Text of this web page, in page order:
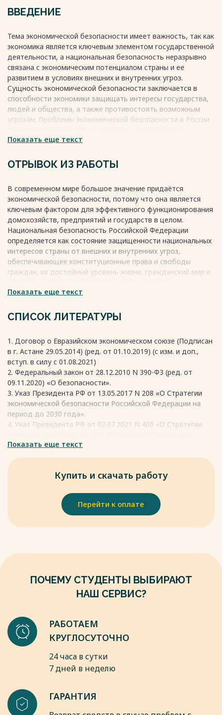
2 Основные положения Стратегией экономической
безопасности РФ на период до 2030
2.1 Основы экономической политики и механизмы
устранения угроз в соответствии со Стратегией
экономической безопасности РФ на период до 2030
года…………………………………………………………………….….. 24
2.2 Анализ внешних и внутренних угроз экономической
безопасности России в рамках членства в
ЕАЭС……………………………………….............…….. 29
2.3 Оценка эффективности механизмов подержания и
обеспечения экономической безопасности
3 Проблемы и перспективы экономической безопасности
ЕАЭС………………………………………………………...……… 39
безопасности в условиях
глобализации……………………………………………………………………. 39
3.2 Особенности и укрупненная оценка эффективности
предлагаемых мер по развитию и обеспечению
экономической безопасности государства………. 41
ЗАКЛЮЧЕНИЕ.................................................................................................... 48
СПИСОК ИСПОЛЬЗОВАННЫХ
ИСТОЧНИКОВ........................................... 51
Весь текст будет доступен после покупки
ВВЕДЕНИЕ
Тема экономической безопасности имеет важность, так как
экономика является ключевым элементом государственной
деятельности, а национальная безопасность неразрывно
связана с экономическим потенциалом страны и ее
развитием в условиях внешних и внутренних угроз.
Сущность экономической безопасности заключается в
способности экономики защищать интересы государства,
людей и общества, а также противостоять возможным
угрозам. Проблемы экономической безопасности в России
лидеров мировых держав, незаконном оттоке капитала за
Обеспечение экономической безопасности важно для
Весь текст будет доступенпосле покупки
Показать еще текст
ОТРЫВОК ИЗ РАБОТЫ
В современном мире большое значение придаётся
экономической безопасности, потому что она является
ключевым фактором для эффективного функционирования
домохозяйств, предприятий и государств в целом.
Национальная безопасность Российской Федерации
определяется как состояние защищенности национальных
интересов страны от внешних и внутренних угроз,
обеспечивающее конституционные права и свободы
граждан, их достойный уровень жизни, гражданский мир и
государственной целостности, а также социально-
является неотъемлемой частью национальной
обеспечивающая экономический суверенитет страны,
единство её экономического пространства и реализацию
стратегических национальных приоритетов. В
экономической науке до сих пор нет единого определения
понятия «экономическая безопасность», хотя это понятие
стало активно использоваться только в XX веке.
Весь текст будет доступен после покупки
Показать еще текст
СПИСОК ЛИТЕРАТУРЫ
1. Договор о Евразийском экономическом союзе (Подписан
в г. Астане 29.05.2014) (ред. от 01.10.2019) (с изм. и доп.,
вступ. в силу с 01.08.2021)
2. Федеральный закон от 28.12.2010 N 390-ФЗ (ред. от
09.11.2020) «О безопасности».
3. Указ Президента РФ от 13.05.2017 N 208 «О Стратегии
экономической безопасности Российской Федерации на
период до 2030 года».
4. Указ Президента РФ от 02.07.2021 N 400 «О Стратегии
5. Авдийский В.И. Национальная и региональная
экономическая безопасность России : учеб. пособие / В.И.
Авдийский, В.А. Дадалко, Н.Г. Синявский. - М.: ИНФРА-М,
Весь текст будет доступенпосле покупки
Показать еще текст
Купить и скачать работу
Перейти к оплате
ПОЧЕМУ СТУДЕНТЫ ВЫБИРАЮТ
НАШ СЕРВИС?
РАБОТАЕМ
КРУГЛОСУТОЧНО
24 часа в сутки
7 дней в неделю
ГАРАНТИЯ